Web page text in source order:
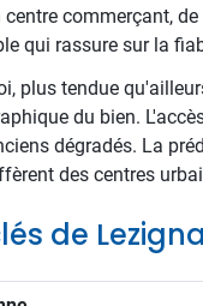
centre commerçant,
qui rassure sur la
plus tendue
du bien.
dégradés. La
des centres
de